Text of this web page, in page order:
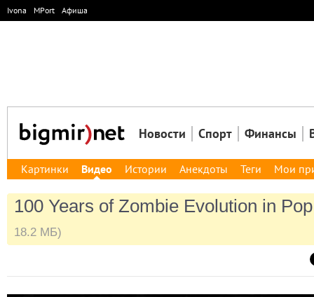
Ivona MPort Афиша
Новости Спорт Финансы
Картинки Видео Истории Анекдоты Теги Мои
100 Years of Zombie Evolution in
18.2 МБ)